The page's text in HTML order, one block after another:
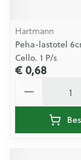
Hartmann
Peha-lastotel
Cello. 1 P/s
€ 0,68